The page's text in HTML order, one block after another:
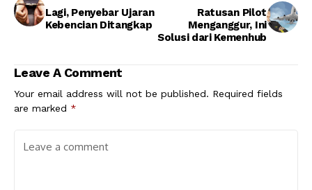
Lagi, Penyebar Ujaran
Kebencian Ditangkap
Ratusan Pilot
Menganggur, Ini
Solusi dari Kemenhub
Leave A Comment
Your email address will not be published. Required fields
are marked *